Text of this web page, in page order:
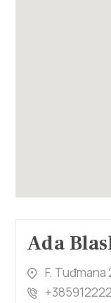
Ada
F. Tuđmana